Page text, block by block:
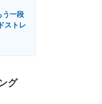
う一段
ストレ
グ